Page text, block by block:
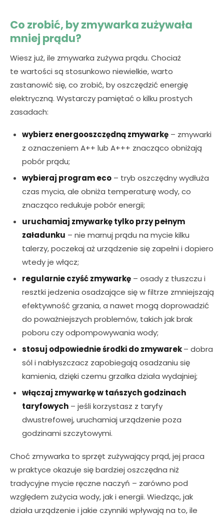
Co zrobić, by zmywarka zużywała
mniej prądu?
Wiesz już, ile zmywarka zużywa prądu. Chociaż
te wartości są stosunkowo niewielkie, warto
zastanowić się, co zrobić, by oszczędzić energię
elektryczną. Wystarczy pamiętać o kilku prostych
zasadach:
wybierz energooszczędną zmywarkę – zmywarki
z oznaczeniem A++ lub A+++ znacząco obniżają
pobór prądu;
wybieraj program eco – tryb oszczędny wydłuża
czas mycia, ale obniża temperaturę wody, co
znacząco redukuje pobór energii;
uruchamiaj zmywarkę tylko przy pełnym
załadunku – nie marnuj prądu na mycie kilku
talerzy, poczekaj aż urządzenie się zapełni i dopiero
wtedy je włącz;
regularnie czyść zmywarkę – osady z tłuszczu i
resztki jedzenia osadzające się w filtrze zmniejszają
efektywność grzania, a nawet mogą doprowadzić
do poważniejszych problemów, takich jak brak
poboru czy odpompowywania wody;
stosuj odpowiednie środki do zmywarek– dobra
sól i nabłyszczacz zapobiegają osadzaniu się
kamienia, dzięki czemu grzałka działa wydajniej;
włączaj zmywarkę w tańszych godzinach
taryfowych – jeśli korzystasz z taryfy
dwustrefowej, uruchamiaj urządzenie poza
godzinami szczytowymi.
Choć zmywarka to sprzęt zużywający prąd, jej praca
w praktyce okazuje się bardziej oszczędna niż
tradycyjne mycie ręczne naczyń – zarówno pod
względem zużycia wody, jak i energii. Wiedząc, jak
działa urządzenie i jakie czynniki wpływają na to, ile